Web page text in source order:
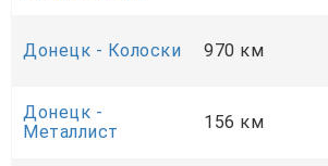
Донецк - Колоски 970 км
Донецк -
Металлист
156 км